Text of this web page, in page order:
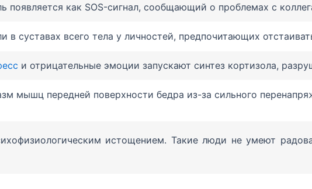
появляется как SOS-сигнал, сообщающий о проблемах с
в суставах всего тела у личностей, предпочитающих
и отрицательные эмоции запускают синтез кортизола,
мышц передней поверхности бедра из-за сильного
истощением. Такие люди не умеют